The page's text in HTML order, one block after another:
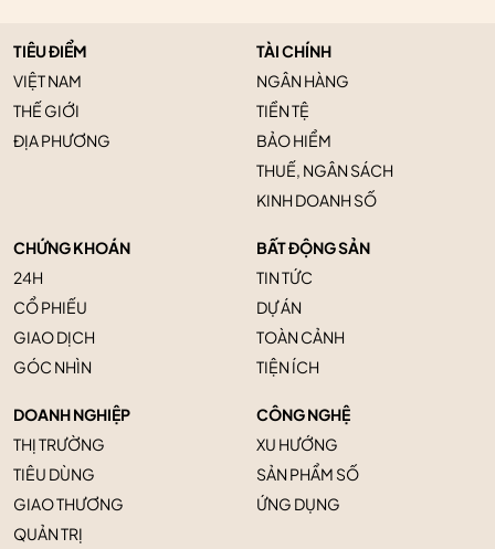
TIÊU ĐIỂM
VIỆT NAM
THẾ GIỚI
ĐỊA PHƯƠNG
TÀI CHÍNH
NGÂN HÀNG
TIỀN TỆ
BẢO HIỂM
THUẾ, NGÂN SÁCH
KINH DOANH SỐ
CHỨNG KHOÁN
24H
CỔ PHIẾU
GIAO DỊCH
GÓC NHÌN
BẤT ĐỘNG SẢN
TIN TỨC
DỰ ÁN
TOÀN CẢNH
TIỆN ÍCH
DOANH NGHIỆP
THỊ TRƯỜNG
TIÊU DÙNG
GIAO THƯƠNG
QUẢN TRỊ
CÔNG NGHỆ
XU HƯỚNG
SẢN PHẨM SỐ
ỨNG DỤNG